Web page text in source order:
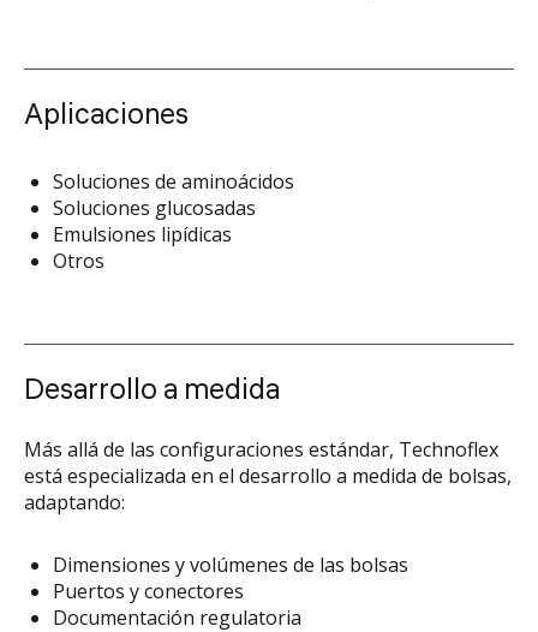
Aplicaciones
Soluciones de aminoácidos
Soluciones glucosadas
Emulsiones lipídicas
Otros
Desarrollo a medida
Más allá de las configuraciones estándar, Technoflex
está especializada en el desarrollo a medida de bolsas,
adaptando:
Dimensiones y volúmenes de las bolsas
Puertos y conectores
Documentación regulatoria